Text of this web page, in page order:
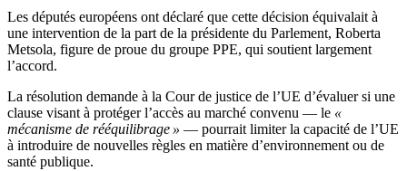
Les députés européens ont déclaré que cette décision équivalait à
une intervention de la part de la présidente du Parlement, Roberta
Metsola, figure de proue du groupe PPE, qui soutient largement
l’accord.
La résolution demande à la Cour de justice de l’UE d’évaluer si une
clause visant à protéger l’accès au marché convenu — le «
mécanisme de rééquilibrage » — pourrait limiter la capacité de l’UE
à introduire de nouvelles règles en matière d’environnement ou de
santé publique.